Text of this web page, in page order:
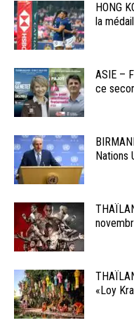
HONG
la
ASIE –
ce
Nations
«Loy